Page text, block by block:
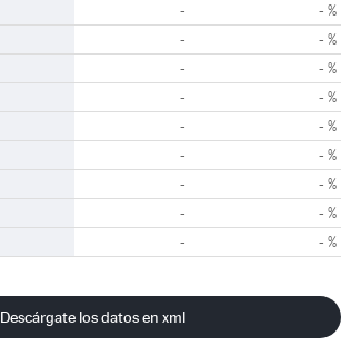
- - %
- - %
- - %
- - %
- - %
- - %
- - %
- - %
- - %
Descárgate los datos en xml